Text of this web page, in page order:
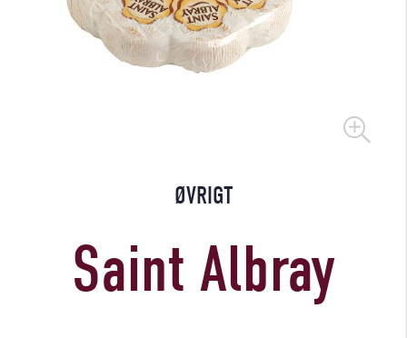
ØVRIGT
Saint Albray